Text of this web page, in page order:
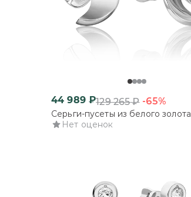
44 989₽129 265₽ -65%
Серьги-пусеты из белого золота
Нет оценок